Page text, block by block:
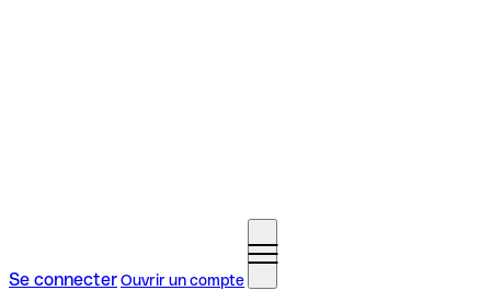
Se connecterOuvrir un compte